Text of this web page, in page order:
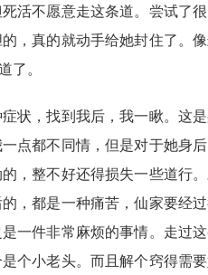
活不愿意走这条道。尝试了很
，真的就动手给她封住了。
了。
状，找到我后，我一瞅。这是
点都不同情，但是对于她身后
，整不好还得损失一些道行
，都是一种痛苦，仙家要经
一件非常麻烦的事情。走过这
个小老头。而且解个窍得需